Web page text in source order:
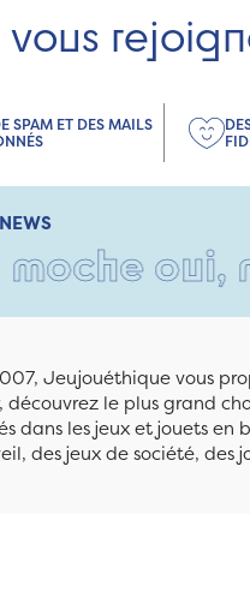
vous
SPAM ET DES MAILS
oui,
Jeujouéthique vous
découvrez le plus grand
dans les jeux et jouets
des jeux de société, des